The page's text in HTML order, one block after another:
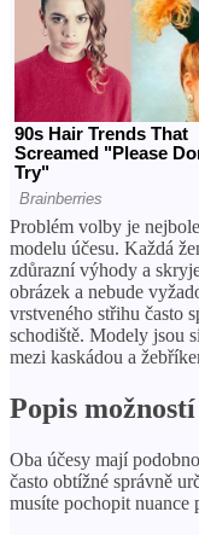
Problém volby je
modelu účesu. Každá
zdůrazní výhody a
obrázek a nebude
vrstveného střihu často
schodiště. Modely jsou
mezi kaskádou a
Popis
Oba účesy mají
často obtížné správně
musíte pochopit nuance